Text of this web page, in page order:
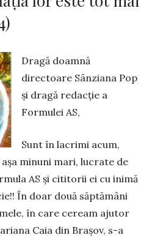
Dragă doamnă
directoare Sânziana Pop
și dragă redacție a
Formulei AS,
Sunt în lacrimi acum,
minuni mari, lucrate de
AS și cititorii ei cu inimă
În doar două săptămâni
în care ceream ajutor
Caia din Brașov, s-a